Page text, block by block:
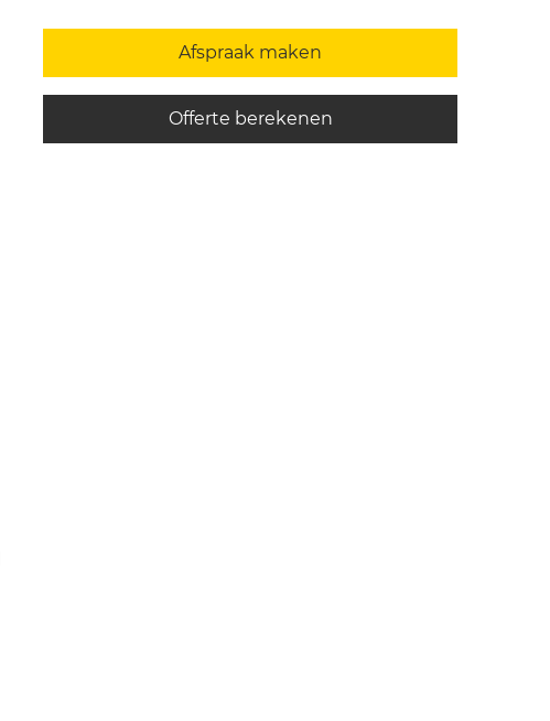
Afspraak maken
Offerte berekenen